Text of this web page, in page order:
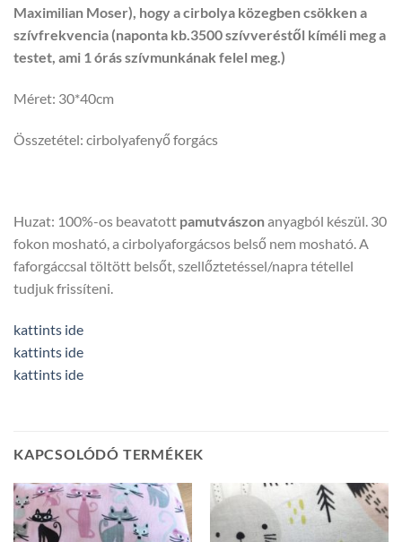
Maximilian Moser), hogy a cirbolya közegben csökken a
szívfrekvencia (naponta kb.3500 szívveréstől kíméli meg a
testet, ami 1 órás szívmunkának felel meg.)
Méret: 30*40cm
Összetétel: cirbolyafenyő forgács
Huzat: 100%-os beavatott pamutvászonanyagból készül. 30
fokon mosható, a cirbolyaforgácsos belső nem mosható. A
faforgáccsal töltött belsőt, szellőztetéssel/napra tétellel
tudjuk frissíteni.
kattints ide
kattints ide
kattints ide
KAPCSOLÓDÓ TERMÉKEK